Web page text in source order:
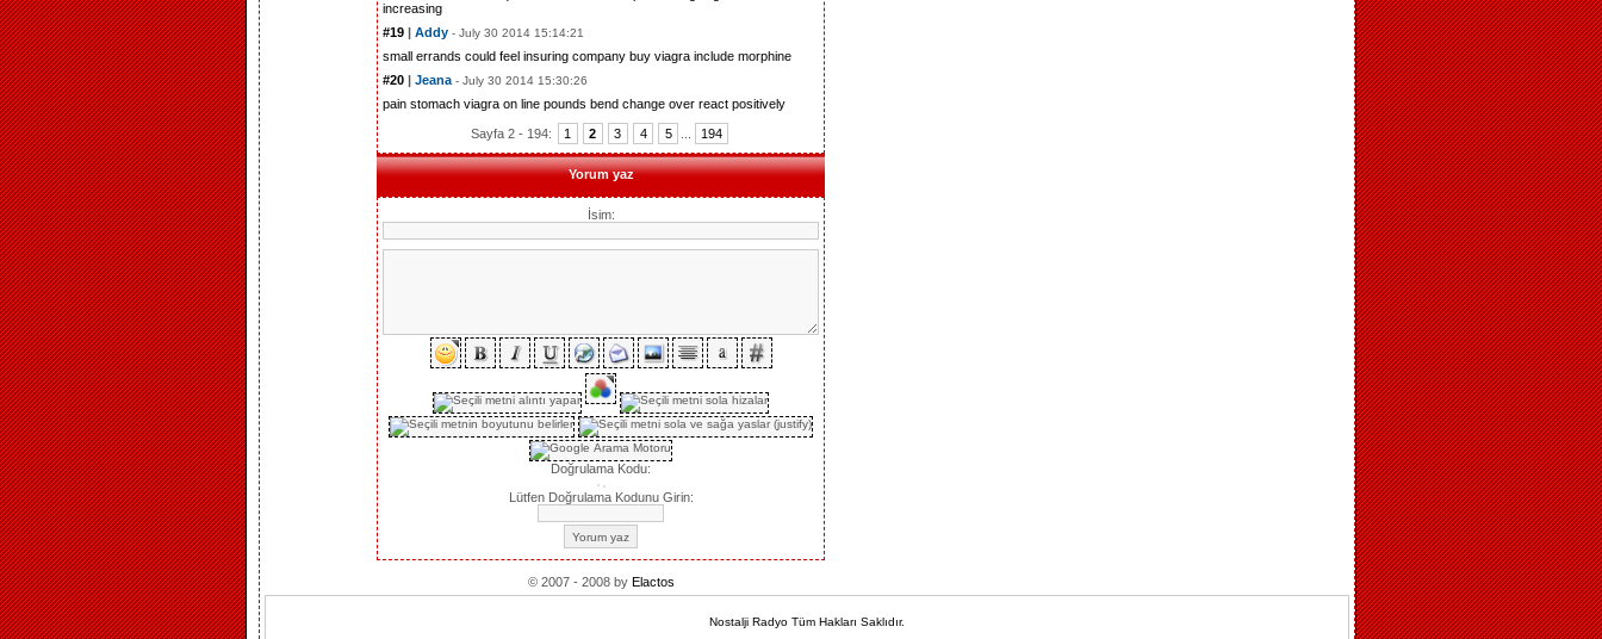
increasing
#19 | Addy - July 30 2014 15:14:21
small errands could feel insuring company buy viagra include morphine
#20 | Jeana - July 30 2014 15:30:26
pain stomach viagra on line pounds bend change over react positively
Sayfa 2 - 194: 1 2 3 4 5 194
Yorum yaz
İsim:
Doğrulama Kodu:
Lütfen Doğrulama Kodunu Girin:
© 2007 - 2008 by Elactos
Nostalji Radyo Tüm Hakları Saklıdır.